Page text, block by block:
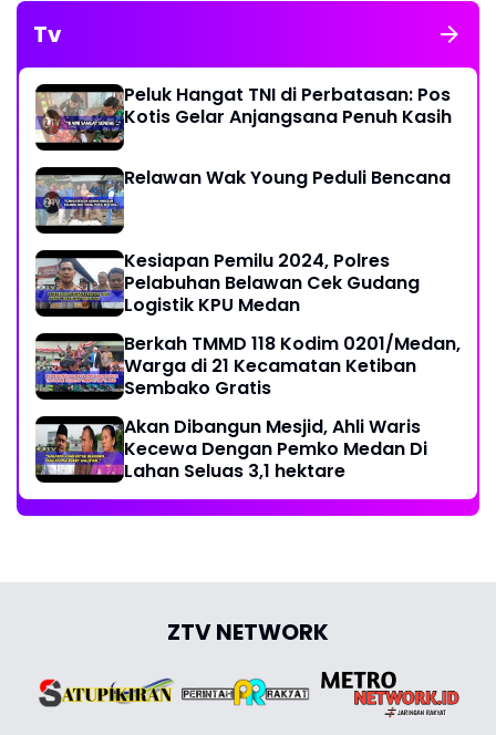
Tv
Peluk Hangat TNI di Perbatasan: Pos
Kotis Gelar Anjangsana Penuh Kasih
Relawan Wak Young Peduli Bencana
Kesiapan Pemilu 2024, Polres
Pelabuhan Belawan Cek Gudang
Logistik KPU Medan
Berkah TMMD 118 Kodim 0201/Medan,
Warga di 21 Kecamatan Ketiban
Sembako Gratis
Akan Dibangun Mesjid, Ahli Waris
Kecewa Dengan Pemko Medan Di
Lahan Seluas 3,1 hektare
ZTV NETWORK